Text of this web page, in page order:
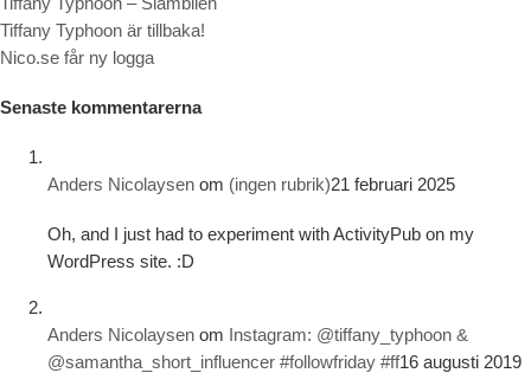
Tiffany Typhoon är tillbaka!
Nico.se får ny logga
Senaste kommentarerna
Anders Nicolaysen om (ingen rubrik)21 februari 2025
Oh, and I just had to experiment with ActivityPub on my
WordPress site. :D
Anders Nicolaysen om Instagram: @tiffany_typhoon &
@samantha_short_influencer #followfriday #ff16 augusti 2019